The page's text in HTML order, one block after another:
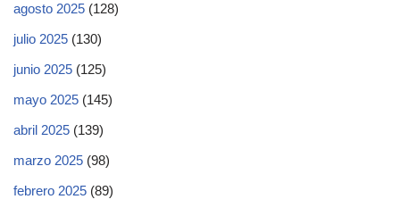
agosto 2025 (128)
julio 2025 (130)
junio 2025 (125)
mayo 2025 (145)
abril 2025 (139)
marzo 2025 (98)
febrero 2025 (89)